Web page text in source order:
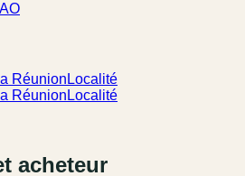
Réunion Localité
Réunion Localité
acheteur